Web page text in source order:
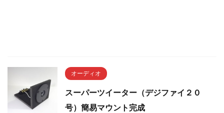
オーディオ
スーパーツイーター（デジファイ２０
号）簡易マウント完成